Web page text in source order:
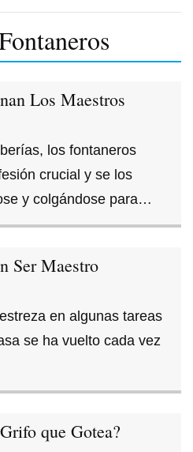
Los Maestros
los fontaneros
crucial y se los
y colgándose para…
Ser Maestro
en algunas tareas
se ha vuelto cada vez
que Gotea?